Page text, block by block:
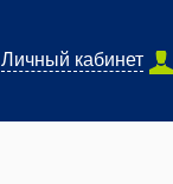
Личный кабинет